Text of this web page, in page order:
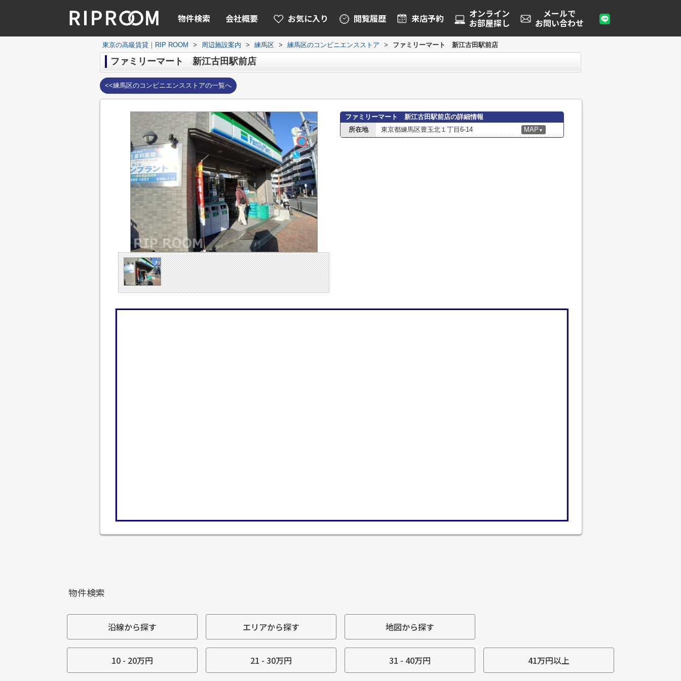
物件検索 会社概要 お気に入り 閲覧履歴 来店予約 オンライン
お部屋探し
メールで
お問い合わせ
東京の高級賃貸｜RIP ROOM > 周辺施設案内 > 練馬区 > 練馬区のコンビニエンスストア > ファミリーマート 新江古田駅前店
ファミリーマート 新江古田駅前店
<<練馬区のコンビニエンスストアの一覧へ
ファミリーマート 新江古田駅前店の詳細情報
所在地
東京都練馬区豊玉北１丁目6-14 MAP ▼
物件検索
沿線から探す エリアから探す 地図から探す
10 - 20万円 21 - 30万円 31 - 40万円 41万円以上